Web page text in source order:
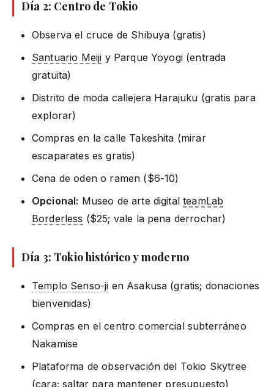
Día 2: Centro de Tokio
Observa el cruce de Shibuya (gratis)
Santuario Meiji y Parque Yoyogi (entrada
gratuita)
Distrito de moda callejera Harajuku (gratis para
explorar)
Compras en la calle Takeshita (mirar
escaparates es gratis)
Cena de oden o ramen ($6-10)
Opcional: Museo de arte digitalteamLab
Borderless ($25; vale la pena derrochar)
Día 3: Tokio histórico y moderno
Templo Senso-ji en Asakusa (gratis; donaciones
bienvenidas)
Compras en el centro comercial subterráneo
Nakamise
Plataforma de observación del Tokio Skytree
(cara; saltar para mantener presupuesto)